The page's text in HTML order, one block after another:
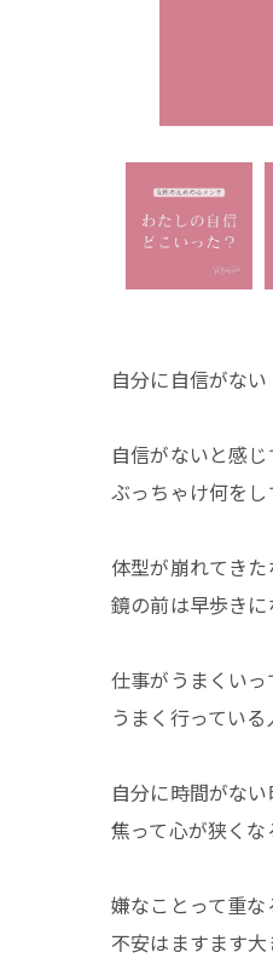
自分に自信がない
自信がないと感じ
ぶっちゃけ何をし
体型が崩れてきた
鏡の前は早歩きに
仕事がうまくい
うまく行ってい
自分に時間がない
焦って心が狭くな
嫌なことって重な
不安はますます大